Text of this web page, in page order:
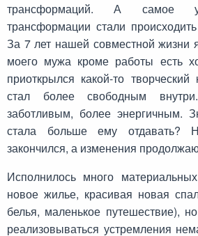
трансформаций. А самое
трансформации стали
За 7 лет нашей совместной жизни
моего мужа кроме работы есть
приоткрылся какой-то
стал более свободным
заботливым, более энергичным.
стала больше ему отдавать?
закончился, а изменения
Исполнилось много
новое жилье, красивая новая
белья, маленькое путешествие),
реализовываться устремления